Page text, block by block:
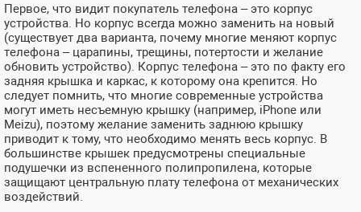
Первое, что видит покупатель телефона – это корпус
устройства. Но корпус всегда можно заменить на новый
(существует два варианта, почему многие меняют корпус
телефона – царапины, трещины, потертости и желание
обновить устройство). Корпус телефона – это по факту его
задняя крышка и каркас, к которому она крепится. Но
следует помнить, что многие современные устройства
могут иметь несъемную крышку (например, iPhone или
Meizu), поэтому желание заменить заднюю крышку
приводит к тому, что необходимо менять весь корпус. В
большинстве крышек предусмотрены специальные
подушечки из вспененного полипропилена, которые
защищают центральную плату телефона от механических
воздействий.